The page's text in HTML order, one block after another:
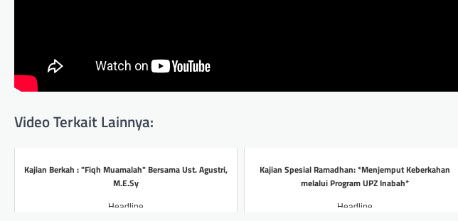
Video Terkait Lainnya:
Kajian Berkah : "Fiqh Muamalah" Bersama Ust. Agustri,
M.E.Sy
Headline
Kajian Spesial Ramadhan: *Menjemput Keberkahan
melalui Program UPZ Inabah*
Headline